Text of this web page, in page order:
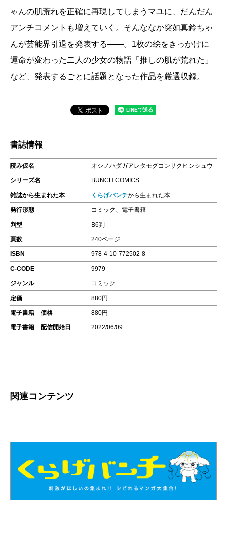
ゃんの肌荒れを正確に再現してしまうマユに、だんだん
アンチコメントも増えていく。そんななか突如真鈴ちゃ
んが芸能界引退を発表する――。1枚の絵をきっかけに
運命が変わった二人の少女の物語「推しの肌が荒れた」
など、発表するごとに話題となった作品を厳選収録。
書誌情報
読み仮名 オシノハダガアレタモグコンサクヒンシュウ
シリーズ名 BUNCH COMICS
雑誌から生まれた本 くらげバンチから生まれた本
発行形態 コミック、電子書籍
判型 B6判
頁数 240ページ
ISBN 978-4-10-772502-8
C-CODE 9979
ジャンル コミック
定価 880円
電子書籍 価格 880円
電子書籍 配信開始日 2022/06/09
関連コンテンツ